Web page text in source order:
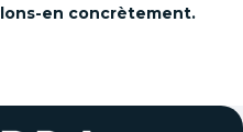
en concrètement.